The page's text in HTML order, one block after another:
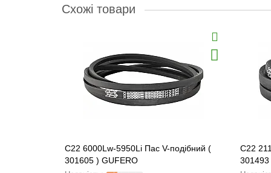
Схожі товари
C22 6000Lw-5950Li Пас V-подібний (
301605 ) GUFERO
C22
301493